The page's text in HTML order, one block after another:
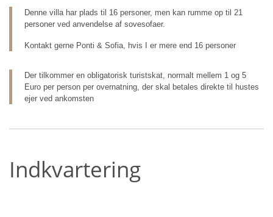
Denne villa har plads til 16 personer, men kan rumme op til 21
personer ved anvendelse af sovesofaer.
Kontakt gerne Ponti & Sofia, hvis I er mere end 16 personer
Der tilkommer en obligatorisk turistskat, normalt mellem 1 og 5
Euro per person per overnatning, der skal betales direkte til hustes
ejer ved ankomsten
Indkvartering